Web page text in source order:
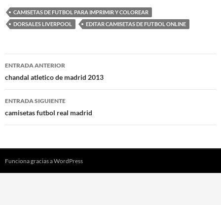
CAMISETAS DE FUTBOL PARA IMPRIMIR Y COLOREAR
DORSALES LIVERPOOL
EDITAR CAMISETAS DE FUTBOL ONLINE
Navegación
de
entradas
ENTRADA ANTERIOR
chandal atletico de madrid 2013
ENTRADA SIGUIENTE
camisetas futbol real madrid
Funciona gracias a WordPress